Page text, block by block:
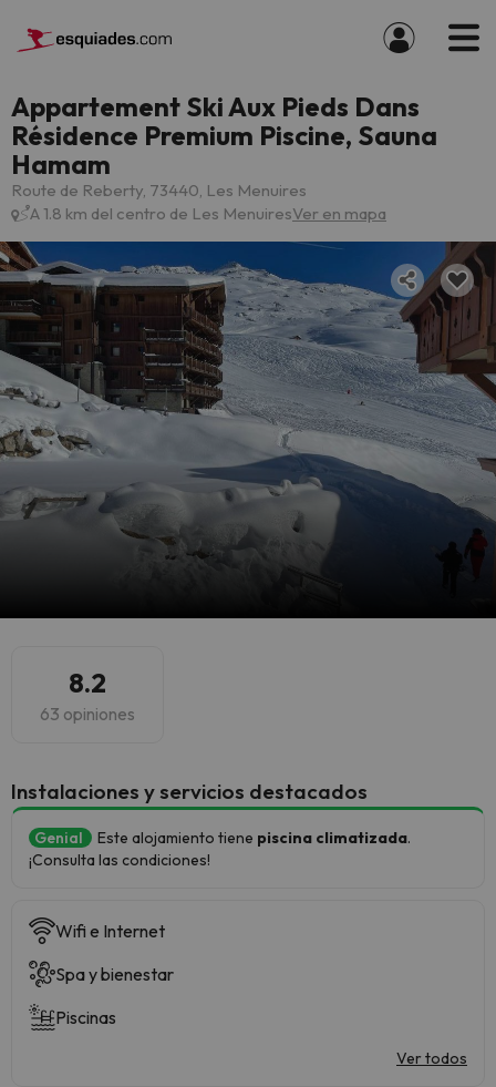
Appartement Ski Aux Pieds Dans
Résidence Premium Piscine, Sauna
Hamam
Route de Reberty, 73440, Les Menuires
A 1.8 km del centro de Les MenuiresVer en mapa
8.2
63 opiniones
Instalaciones y servicios destacados
Genial Este alojamiento tiene piscina climatizada.
¡Consulta las condiciones!
Wifi e Internet
Spa y bienestar
Piscinas
Ver todos